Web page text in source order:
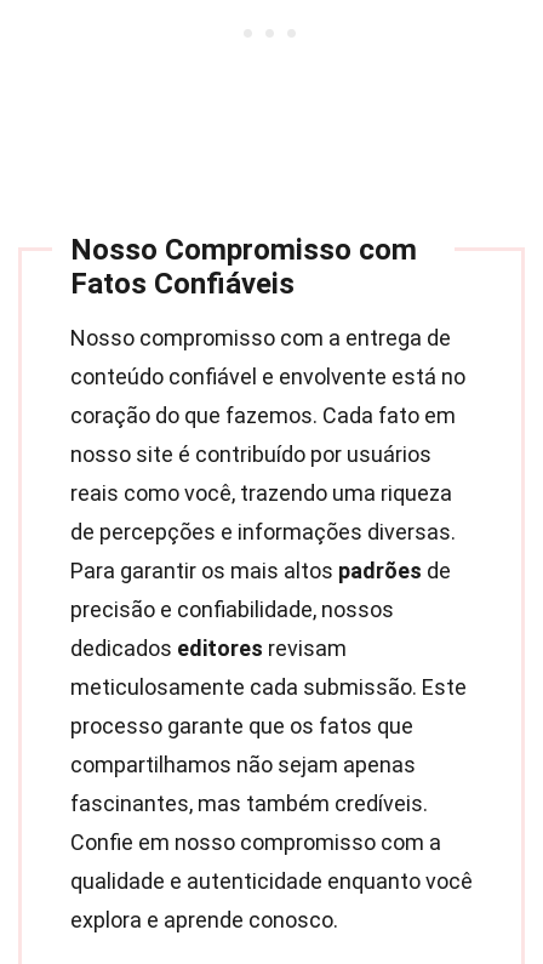
Nosso Compromisso com
Fatos Confiáveis
Nosso compromisso com a entrega de
conteúdo confiável e envolvente está no
coração do que fazemos. Cada fato em
nosso site é contribuído por usuários
reais como você, trazendo uma riqueza
de percepções e informações diversas.
Para garantir os mais altos padrões de
precisão e confiabilidade, nossos
dedicados editores revisam
meticulosamente cada submissão. Este
processo garante que os fatos que
compartilhamos não sejam apenas
fascinantes, mas também credíveis.
Confie em nosso compromisso com a
qualidade e autenticidade enquanto você
explora e aprende conosco.